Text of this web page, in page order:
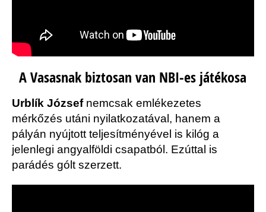
A Vasasnak biztosan van NBI-es játékosa
Urblík Józsefnemcsak emlékezetes
mérkőzés utáni nyilatkozatával, hanem a
pályán nyújtott teljesítményével is kilóg a
jelenlegi angyalföldi csapatból. Ezúttal is
parádés gólt szerzett.